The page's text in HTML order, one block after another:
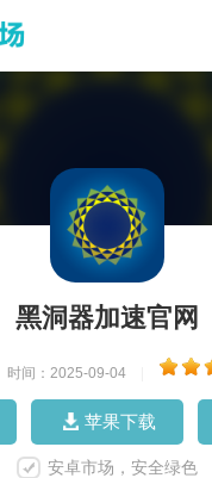
黑洞器加速官网
时间：2025-09-04
苹果下载
安卓市场，安全绿色